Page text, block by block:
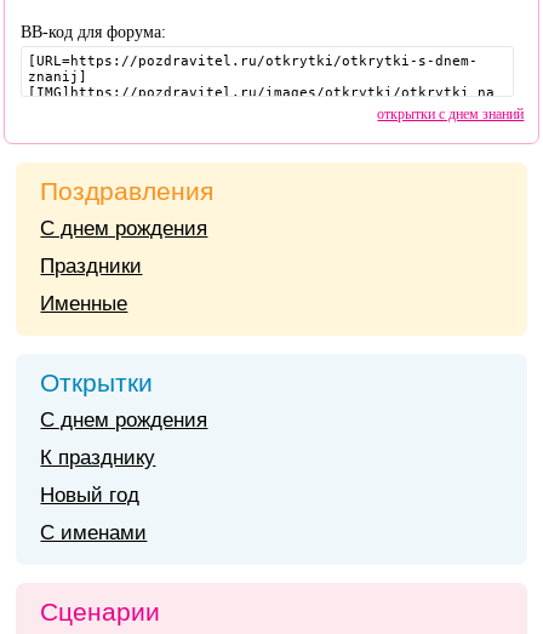
BB-код для форума:
открытки с днем знаний
Поздравления
С днем рождения
Праздники
Именные
Открытки
С днем рождения
К празднику
Новый год
С именами
Сценарии